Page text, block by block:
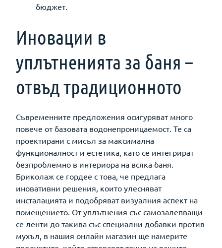
бюджет.
Иновации в
уплътненията за баня –
отвъд традиционното
Съвременните предложения осигуряват много
повече от базовата водонепроницаемост. Те са
проектирани с мисъл за максимална
функционалност и естетика, като се интегрират
безпроблемно в интериора на всяка баня.
Бриколаж се гордее с това, че предлага
иновативни решения, които улесняват
инсталацията и подобряват визуалния аспект на
помещението. От уплътнения със самозалепващи
се ленти до такива със специални добавки против
мухъл, в нашия онлайн магазин ще намерите